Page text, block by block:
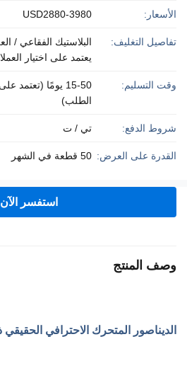
الأسعار: USD2880-3980
تفاصيل التغليف:
البلاستيك الفقاعي /
يعتمد على اختيار
وقت التسليم:
15-50 يومًا
الطلب)
شروط الدفع: تي / ت
القدرة على العرض: 50 قطعة في الشهر
استفسر الآن
وصف المنتج
الديناصور المتحرك الاحترافي الحقيقي